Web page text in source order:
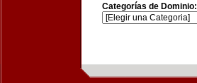
Categorías de Dominio: